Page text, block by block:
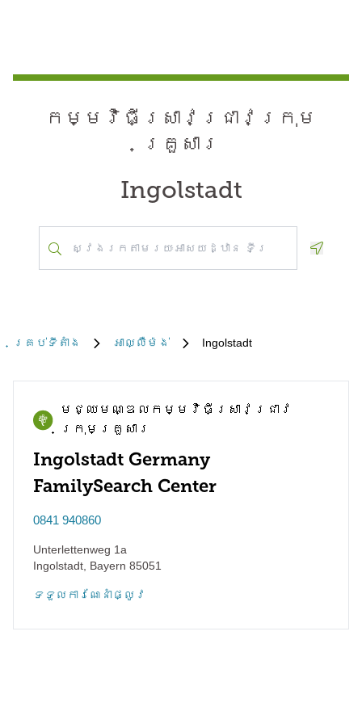
កម្មវិធី​ស្រាវជ្រាវ​ក្រុម
គ្រួសារ
Ingolstadt
គ្រប់​ទីតាំង អាល្លឺម៉ង់ Ingolstadt
មជ្ឈមណ្ឌល​កម្មវិធី​ស្រាវជ្រាវ​
ក្រុមគ្រួសារ
Ingolstadt Germany
FamilySearch Center
0841 940860
Unterlettenweg 1a
Ingolstadt Bayern 85051
ទទួល​ការណែនាំ​ផ្លូវ